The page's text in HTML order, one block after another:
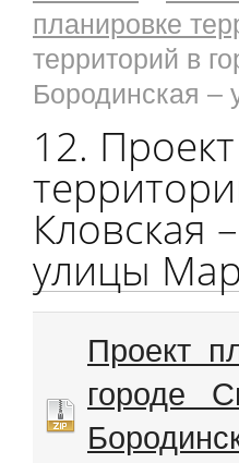
планировке
территорий в
Бородинская
12.
Кловская
улицы
Проект
городе